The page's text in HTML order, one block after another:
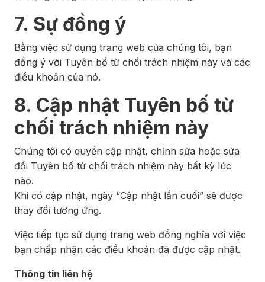
7. Sự đồng ý
Bằng việc sử dụng trang web của chúng tôi, bạn
đồng ý với Tuyên bố từ chối trách nhiệm này và các
điều khoản của nó.
8. Cập nhật Tuyên bố từ
chối trách nhiệm này
Chúng tôi có quyền cập nhật, chỉnh sửa hoặc sửa
đổi Tuyên bố từ chối trách nhiệm này bất kỳ lúc
nào.
Khi có cập nhật, ngày “Cập nhật lần cuối” sẽ được
thay đổi tương ứng.
Việc tiếp tục sử dụng trang web đồng nghĩa với việc
bạn chấp nhận các điều khoản đã được cập nhật.
Thông tin liên hệ